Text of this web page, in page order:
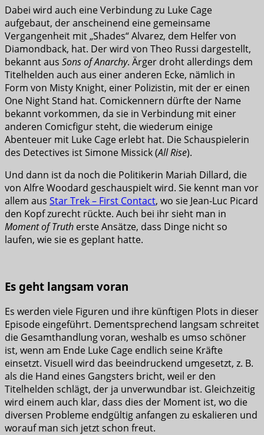
Dabei wird auch eine Verbindung zu Luke Cage
aufgebaut, der anscheinend eine gemeinsame
Vergangenheit mit „Shades“ Alvarez, dem Helfer von
Diamondback, hat. Der wird von Theo Russi dargestellt,
bekannt aus Sons of Anarchy. Ärger droht allerdings dem
Titelhelden auch aus einer anderen Ecke, nämlich in
Form von Misty Knight, einer Polizistin, mit der er einen
One Night Stand hat. Comickennern dürfte der Name
bekannt vorkommen, da sie in Verbindung mit einer
anderen Comicfigur steht, die wiederum einige
Abenteuer mit Luke Cage erlebt hat. Die Schauspielerin
des Detectives ist Simone Missick (All Rise).
Und dann ist da noch die Politikerin Mariah Dillard, die
von Alfre Woodard geschauspielt wird. Sie kennt man vor
allem aus Star Trek – First Contact, wo sie Jean-Luc Picard
den Kopf zurecht rückte. Auch bei ihr sieht man in
Moment of Truth erste Ansätze, dass Dinge nicht so
laufen, wie sie es geplant hatte.
Es geht langsam voran
Es werden viele Figuren und ihre künftigen Plots in dieser
Episode eingeführt. Dementsprechend langsam schreitet
die Gesamthandlung voran, weshalb es umso schöner
ist, wenn am Ende Luke Cage endlich seine Kräfte
einsetzt. Visuell wird das beeindruckend umgesetzt, z. B.
als die Hand eines Gangsters bricht, weil er den
Titelhelden schlägt, der ja unverwundbar ist. Gleichzeitig
wird einem auch klar, dass dies der Moment ist, wo die
diversen Probleme endgültig anfangen zu eskalieren und
worauf man sich jetzt schon freut.